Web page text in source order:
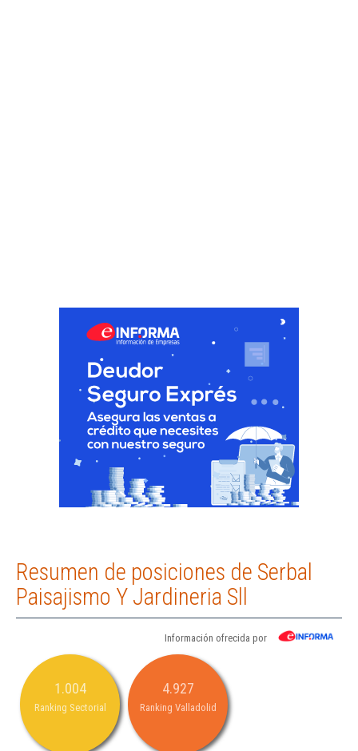
Resumen de posiciones de Serbal
Paisajismo Y Jardineria Sll
Información ofrecida por
1.004
Ranking Sectorial
4.927
Ranking Valladolid